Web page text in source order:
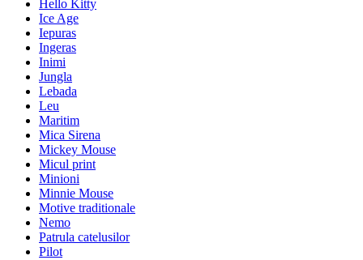
Hello Kitty
Ice Age
Iepuras
Ingeras
Inimi
Jungla
Lebada
Leu
Maritim
Mica Sirena
Mickey Mouse
Micul print
Minioni
Minnie Mouse
Motive traditionale
Nemo
Patrula catelusilor
Pilot